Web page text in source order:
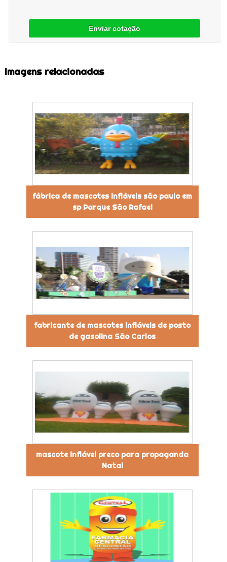
Enviar cotação
Imagens relacionadas
fábrica de mascotes infláveis são paulo em
sp Parque São Rafael
fabricante de mascotes infláveis de posto
de gasolina São Carlos
mascote inflável preco para propaganda
Natal